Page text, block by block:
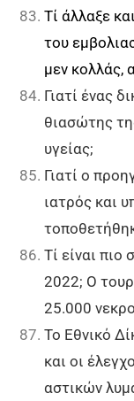
Τί άλλαξε
του
μεν κολλάς,
Γιατί ένας
θιασώτης
υγείας;
Γιατί ο
ιατρός και
Τί είναι
2022; Ο
25.000
Το Εθνικό
και οι
αστικών